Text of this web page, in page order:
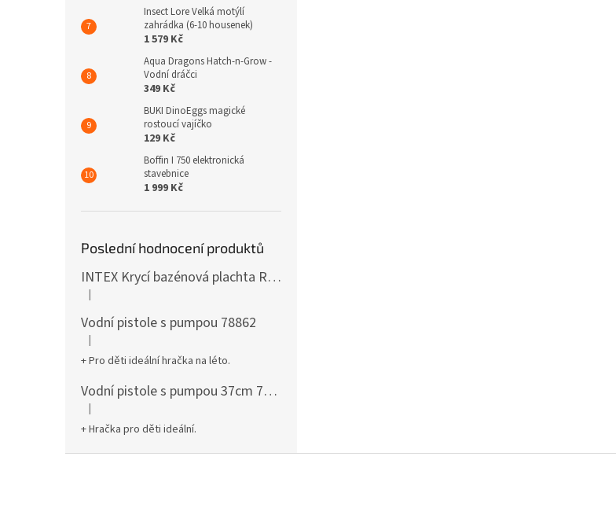
Insect Lore Velká motýlí
zahrádka (6-10 housenek)
1 579 Kč
Aqua Dragons Hatch-n-Grow -
Vodní dráčci
349 Kč
BUKI DinoEggs magické
rostoucí vajíčko
129 Kč
Boffin I 750 elektronická
stavebnice
1 999 Kč
Poslední hodnocení produktů
INTEX Krycí bazénová plachta Round 305cm 28030
Hodnocení produktu je 5 z 5 hvězdiček.
|
Vodní pistole s pumpou 78862
Hodnocení produktu je 5 z 5 hvězdiček.
|
+ Pro děti ideální hračka na léto.
Vodní pistole s pumpou 37cm 78961
Hodnocení produktu je 5 z 5 hvězdiček.
|
+ Hračka pro děti ideální.